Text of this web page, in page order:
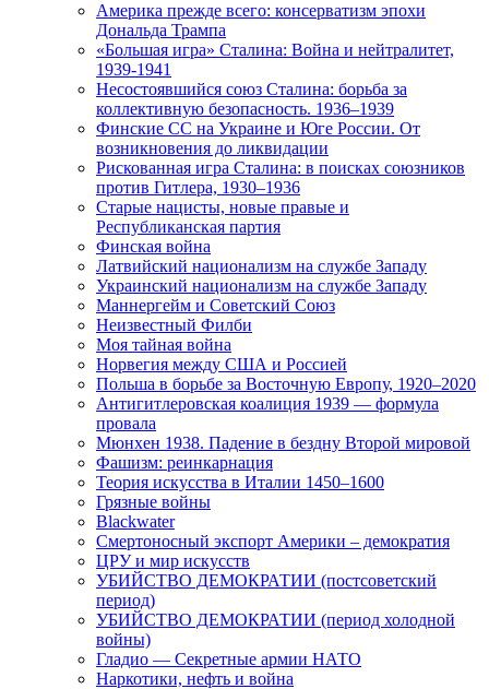
Америка прежде всего: консерватизм эпохи
Дональда Трампа
«Большая игра» Сталина: Война и нейтралитет,
1939-1941
Несостоявшийся союз Сталина: борьба за
коллективную безопасность. 1936–1939
Финские СС на Украине и Юге России. От
возникновения до ликвидации
Рискованная игра Сталина: в поисках союзников
против Гитлера, 1930–1936
Старые нацисты, новые правые и
Республиканская партия
Финская война
Латвийский национализм на службе Западу
Украинский национализм на службе Западу
Маннергейм и Советский Союз
Неизвестный Филби
Моя тайная война
Норвегия между США и Россией
Польша в борьбе за Восточную Европу, 1920–2020
Антигитлеровская коалиция 1939 — формула
провала
Мюнхен 1938. Падение в бездну Второй мировой
Фашизм: реинкарнация
Теория искусства в Италии 1450–1600
Грязные войны
Blackwater
Смертоносный экспорт Америки – демократия
ЦРУ и мир искусств
УБИЙСТВО ДЕМОКРАТИИ (постсоветский
период)
УБИЙСТВО ДЕМОКРАТИИ (период холодной
войны)
Гладио — Секретные армии НАТО
Наркотики, нефть и война